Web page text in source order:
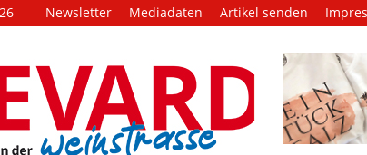
Newsletter Mediadaten Artikel senden
BOULEVARD
weinstrasse!